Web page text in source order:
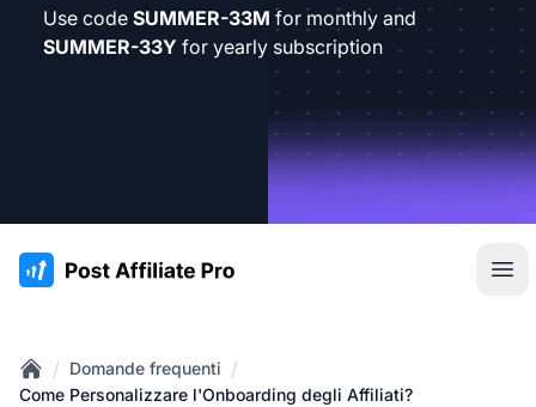
Use code SUMMER-33M for monthly and
SUMMER-33Y for yearly subscription
:site.title
Home
/ Domande frequenti /
Come Personalizzare l'Onboarding degli Affiliati?